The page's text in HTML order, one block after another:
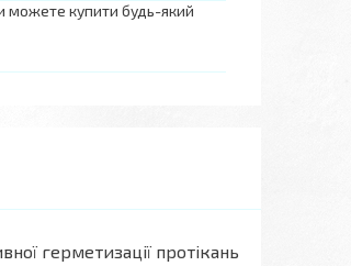
можете купити будь-який
герметизації протікань